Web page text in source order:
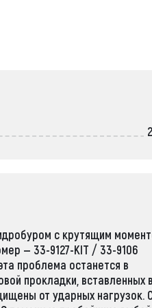
с крутящим
— 33-9127-KIT / 33-9106
проблема останется в
прокладки, вставленных в
от ударных нагрузок.